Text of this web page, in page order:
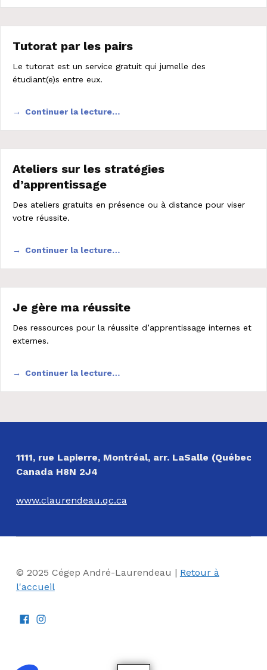
Tutorat par les pairs
Le tutorat est un service gratuit qui jumelle des
étudiant(e)s entre eux.
Continuer la lecture…
Ateliers sur les stratégies
d’apprentissage
Des ateliers gratuits en présence ou à distance pour viser
votre réussite.
Continuer la lecture…
Je gère ma réussite
Des ressources pour la réussite d’apprentissage internes et
externes.
Continuer la lecture…
Revenir à la navigation principale
1111, rue Lapierre, Montréal, arr. LaSalle (Québec)
Canada H8N 2J4
www.claurendeau.qc.ca
© 2025 Cégep André-Laurendeau | Retour à
l'accueil
FacebookInstagram